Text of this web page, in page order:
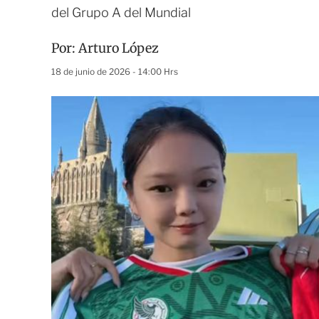
del Grupo A del Mundial
Por:Arturo López
18 de junio de 2026 - 14:00 Hrs